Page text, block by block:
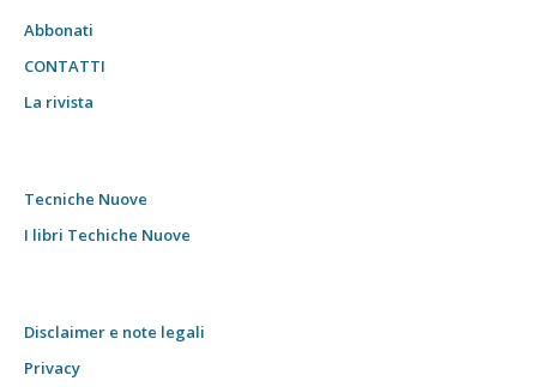
Abbonati
CONTATTI
La rivista
Tecniche Nuove
I libri Techiche Nuove
Disclaimer e note legali
Privacy